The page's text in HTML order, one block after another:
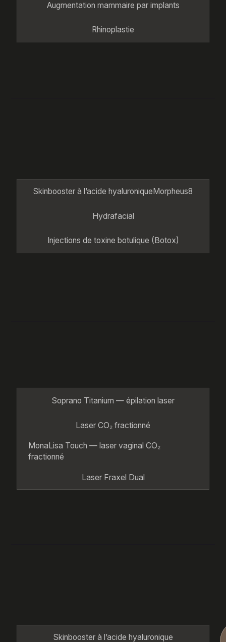
Augmentation mammaire par implants
Rhinoplastie
Skinbooster à l’acide hyaluronique Morpheus8
Hydrafacial
Injections de toxine botulique (Botox)
Soprano Titanium — épilation laser
Laser CO₂ fractionné
MonaLisa Touch — laser vaginal CO₂
fractionné
Laser Fraxel Dual
Skinbooster à l’acide hyaluronique